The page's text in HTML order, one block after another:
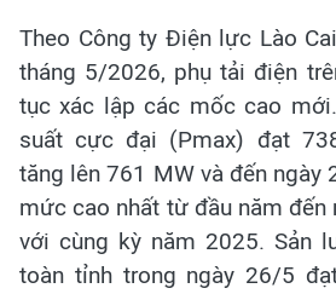
Theo Công ty Điện lực Lào
tháng 5/2026, phụ tải điện
tục xác lập các mốc cao
suất cực đại (Pmax) đạt
tăng lên 761 MW và đến ngày
mức cao nhất từ đầu năm đến
với cùng kỳ năm 2025. Sản
toàn tỉnh trong ngày 26/5